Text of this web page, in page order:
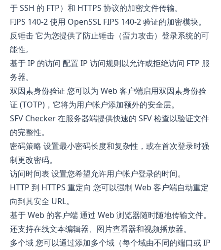
于 SSH 的 FTP）和 HTTPS 协议的加密文件传输。
FIPS 140-2 使用 OpenSSL FIPS 140-2 验证的加密模块。
反锤击 它为您提供了防止锤击（蛮力攻击）登录系统的可
能性。
基于 IP 的访问 配置 IP 访问规则以允许或拒绝访问 FTP 服
务器。
双因素身份验证 您可以为 Web 客户端启用双因素身份验
证 (TOTP)，它将为用户帐户添加额外的安全层。
SFV Checker 在服务器端提供快速的 SFV 检查以验证文件
的完整性。
密码策略 设置最小密码长度和复杂性，或在首次登录时强
制更改密码。
访问时间表 设置您希望允许用户帐户登录的时间。
HTTP 到 HTTPS 重定向 您可以强制 Web 客户端自动重定
向到其安全 URL。
基于 Web 的客户端 通过 Web 浏览器随时随地传输文件。
还支持在线文本编辑器、图片查看器和视频播放器。
多个域 您可以通过添加多个域（每个域由不同的端口或 IP